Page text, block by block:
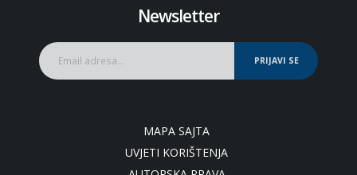
Newsletter
PRIJAVI SE
MAPA SAJTA
UVJETI KORIŠTENJA